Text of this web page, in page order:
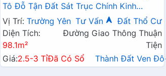
Tô Đỗ Tận Đất Sát Trục Chính Kinh
Doanh Giá Chỉ Hơn 2 Tỷ
Vị Trí: Trường Yên Tư Vấn
Đất Thổ Cư
Diện Tích:
98.1m²
Đường Giao Thông Thuận
Tiện
Giá:2.5-3 TỉĐã Có Sổ Thành Đất Ven